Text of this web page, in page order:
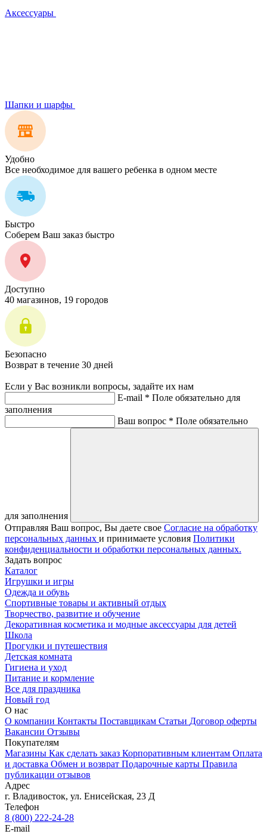
Аксессуары
Шапки и шарфы
Удобно
Все необходимое для вашего ребенка в одном месте
Быстро
Соберем Ваш заказ быстро
Доступно
40 магазинов, 19 городов
Безопасно
Возврат в течение 30 дней
Если у Вас возникли вопросы, задайте их нам
E-mail * Поле обязательно для
заполнения
Ваш вопрос * Поле обязательно
для заполнения
Отправляя Ваш вопрос, Вы даете свое Согласие на обработку
персональных данных и принимаете условия Политики
конфиденциальности и обработки персональных данных.
Задать вопрос
Каталог
Игрушки и игры
Одежда и обувь
Спортивные товары и активный отдых
Творчество, развитие и обучение
Декоративная косметика и модные аксессуары для детей
Школа
Прогулки и путешествия
Детская комната
Гигиена и уход
Питание и кормление
Все для праздника
Новый год
О нас
О компании Контакты Поставщикам Статьи Договор оферты
Вакансии Отзывы
Покупателям
Магазины Как сделать заказ Корпоративным клиентам Оплата
и доставка Обмен и возврат Подарочные карты Правила
публикации отзывов
Адрес
г. Владивосток, ул. Енисейская, 23 Д
Телефон
8 (800) 222-24-28
E-mail